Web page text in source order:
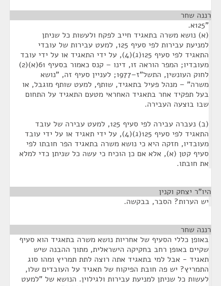
רננה שחר
"125א.
(א) נושא משרה בתאגיד חייב לפקח ולעשות כל שניתן
למניעת עבירות לפי סעיף 125, למעט עבירות של עובדי
התאגיד לפי סעיף 125(ג)(4), על ידי התאגיד או על ידי עובד
מעובדיו; המפר הוראה זו, דינו – קנס כאמור בסעיף 61(א)(2)
לחוק העונשין, התשל"ז–1977; לעניין סעיף זה, "נושא
משרה" – מנהל פעיל בתאגיד, שותף, למעט שותף מוגבל, או
בעל תפקיד אחר בתאגיד האחראי מטעם התאגיד על התחום
שבו בוצעה העבירה.
(ב) נעברה עבירה לפי סעיף 125, למעט עבירה של עובד
התאגיד לפי סעיף 125(ג)(4), על ידי תאגיד או על ידי עובד
מעובדיו, חזקה היא כי נושא משרה בתאגיד הפר חובתו לפי
סעיף קטן (א), אלא אם כן הוכיח כי עשה כל שניתן כדי למלא
את חובתו.
היו"ר יצחק וקנין
יש הערות? הסבר, בבקשה.
רננה שחר
באופן כללי הסעיף של אחריות נושא משרה בתאגיד הוא סעיף
שקיים באופן רחב בחקיקה הישראלית, מתוך ההבנה שיש
תאגיד - אבל למי בתאגיד אתה רוצה לתת תמריץ ומהו סוג
התמריץ? יש פה חובת הפיקוח של תאגיד על העובדים שלו,
לעשות כל שניתן למניעת עבירות ולגילוין. הנושא של "למעט